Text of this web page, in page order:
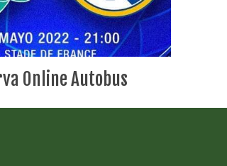
Online Autobus